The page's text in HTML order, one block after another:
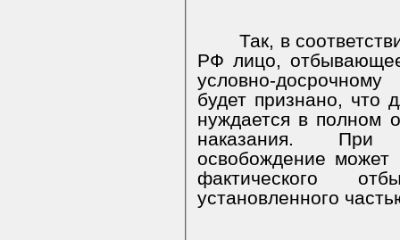
Так, в
РФ лицо,
условно-
будет признано, что
нуждается в полном
наказания. При
освобождение может
фактического
установленного